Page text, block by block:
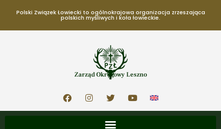
Polski Związek Łowiecki to ogólnokrajowa organizacja zrzeszająca
polskich myśliwych i koła łowieckie.
Zarząd Okręgowy Leszno